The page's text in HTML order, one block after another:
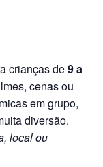
crianças de9 a
cenas ou
em grupo,
diversão.
local ou